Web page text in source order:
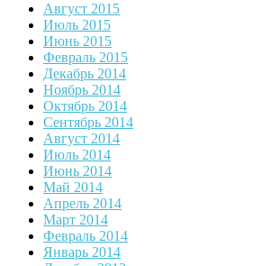
Август 2015
Июль 2015
Июнь 2015
Февраль 2015
Декабрь 2014
Ноябрь 2014
Октябрь 2014
Сентябрь 2014
Август 2014
Июль 2014
Июнь 2014
Май 2014
Апрель 2014
Март 2014
Февраль 2014
Январь 2014